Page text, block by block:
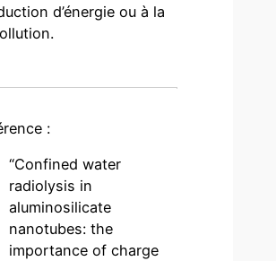
d’énergie ou à la
:
“Confined water
radiolysis in
aluminosilicate
nanotubes: the
importance of charge